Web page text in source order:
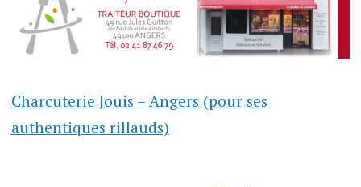
Charcuterie Jouis – Angers (pour ses
authentiques rillauds)